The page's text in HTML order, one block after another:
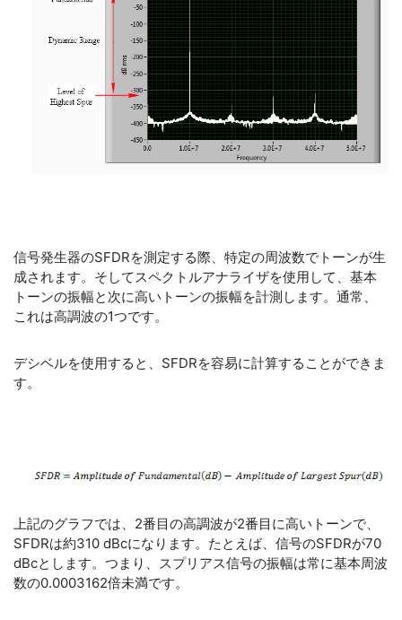
信号発生器のSFDRを測定する際、特定の周波数でトーンが生
成されます。そしてスペクトルアナライザを使用して、基本
トーンの振幅と次に高いトーンの振幅を計測します。通常、
これは高調波の1つです。
デシベルを使用すると、SFDRを容易に計算することができま
す。
上記のグラフでは、2番目の高調波が2番目に高いトーンで、
SFDRは約310 dBcになります。たとえば、信号のSFDRが70
dBcとします。つまり、スプリアス信号の振幅は常に基本周波
数の0.0003162倍未満です。